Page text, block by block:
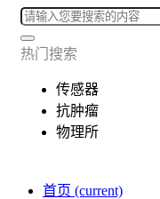
热门搜索
传感器
抗肿瘤
物理所
首页 (current)